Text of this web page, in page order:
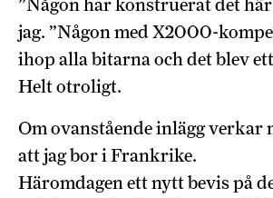
”Någon har konstruerat det
jag. ”Någon med X2000-
ihop alla bitarna och det blev
Helt otroligt.
Om ovanstående inlägg verkar
att jag bor i Frankrike.
Häromdagen ett nytt bevis på